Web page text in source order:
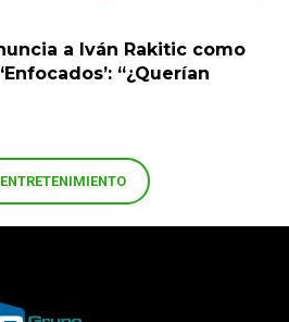
a Iván Rakitic como
“¿Querían